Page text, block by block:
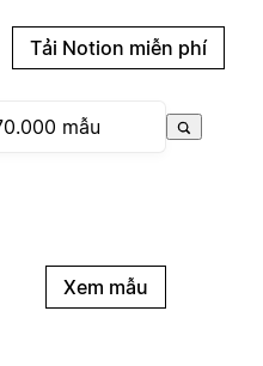
Tải Notion miễn phí
Xem mẫu